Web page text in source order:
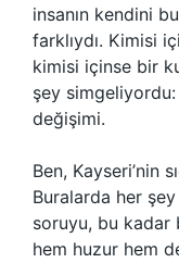
insanın kendini
farklıydı. Kimisi
kimisi içinse bir
şey simgeliyordu:
değişimi.
Ben, Kayseri’nin
Buralarda her
soruyu, bu kadar
hem huzur hem